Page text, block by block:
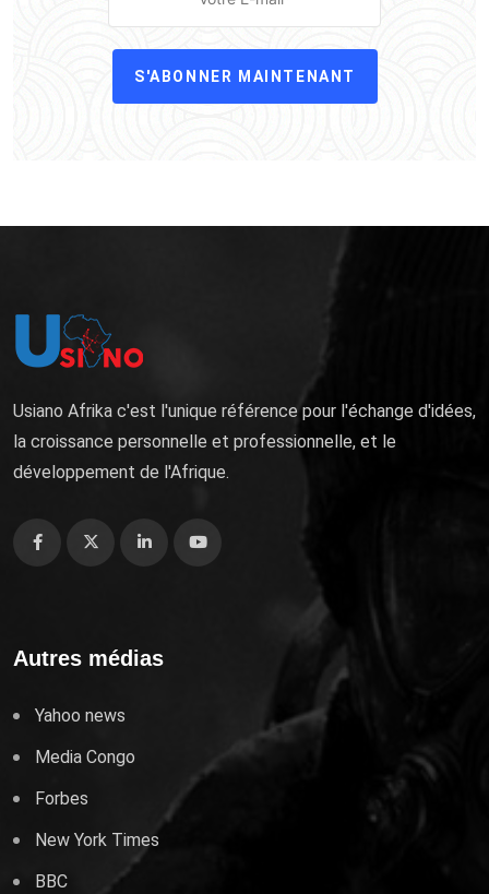
S'ABONNER MAINTENANT
Usiano Afrika c'est l'unique référence pour l'échange d'idées,
la croissance personnelle et professionnelle, et le
développement de l'Afrique.
Autres médias
Yahoo news
Media Congo
Forbes
New York Times
BBC